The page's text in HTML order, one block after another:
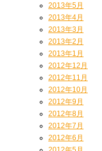
2013年5月
2013年4月
2013年3月
2013年2月
2013年1月
2012年12月
2012年11月
2012年10月
2012年9月
2012年8月
2012年7月
2012年6月